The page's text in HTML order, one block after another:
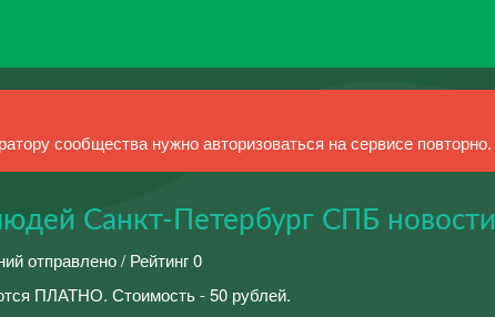
сообщества нужно авторизоваться на сервисе повторно.
Санкт-Петербург СПБ новости
отправлено / Рейтинг 0
ПЛАТНО. Стоимость - 50 рублей.